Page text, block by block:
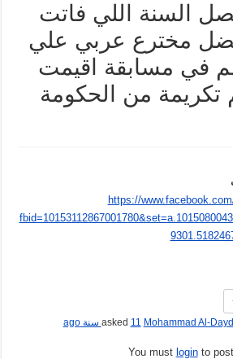
السنة اللي فاتت
مخترع عربي علي
في مسابقة اقيمت
تكريمة من الحكومة
https://
Mohammad Al- 11 سنة ago
You must loginto